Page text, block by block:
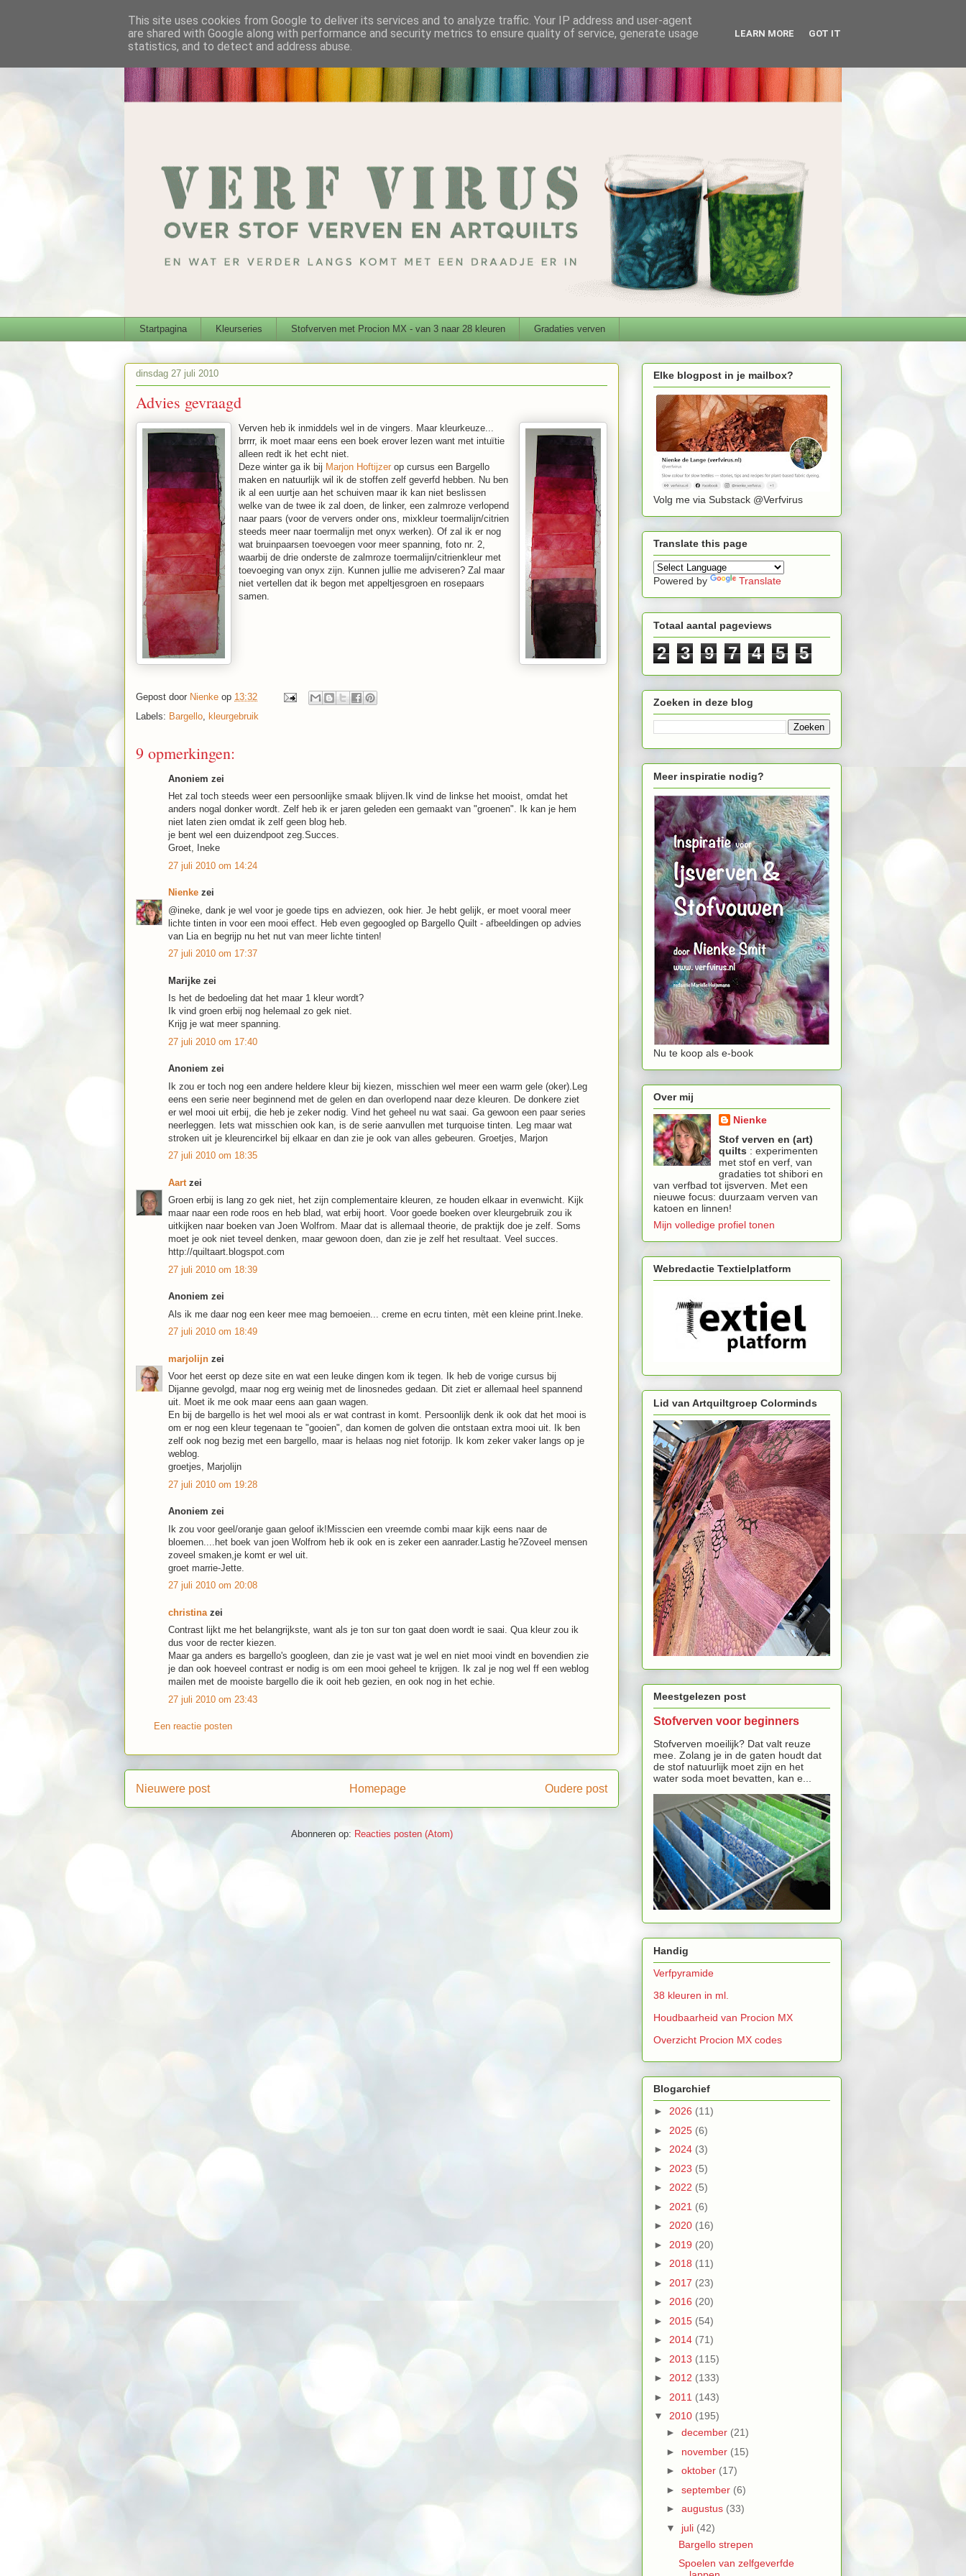
Startpagina Kleurseries Stofverven met Procion MX - van 3 naar 28 kleuren Gradaties verven
dinsdag 27 juli 2010
Advies gevraagd
Verven heb ik inmiddels wel in de vingers. Maar kleurkeuze...
brrrr, ik moet maar eens een boek erover lezen want met intuïtie
alleen redt ik het echt niet.
Deze winter ga ik bij Marjon Hoftijzer op cursus een Bargello
maken en natuurlijk wil ik de stoffen zelf geverfd hebben. Nu ben
ik al een uurtje aan het schuiven maar ik kan niet beslissen
welke van de twee ik zal doen, de linker, een zalmroze verlopend
naar paars (voor de ververs onder ons, mixkleur toermalijn/citrien
steeds meer naar toermalijn met onyx werken). Of zal ik er nog
wat bruinpaarsen toevoegen voor meer spanning, foto nr. 2,
waarbij de drie onderste de zalmroze toermalijn/citrienkleur met
toevoeging van onyx zijn. Kunnen jullie me adviseren? Zal maar
niet vertellen dat ik begon met appeltjesgroen en rosepaars
samen.
Gepost door Nienke op 13:32
Labels: Bargello kleurgebruik
9 opmerkingen:
Anoniem zei
Het zal toch steeds weer een persoonlijke smaak blijven.Ik vind de linkse het mooist, omdat het
anders nogal donker wordt. Zelf heb ik er jaren geleden een gemaakt van "groenen". Ik kan je hem
niet laten zien omdat ik zelf geen blog heb.
je bent wel een duizendpoot zeg.Succes.
Groet, Ineke
27 juli 2010 om 14:24
Nienke zei
@ineke, dank je wel voor je goede tips en adviezen, ook hier. Je hebt gelijk, er moet vooral meer
lichte tinten in voor een mooi effect. Heb even gegoogled op Bargello Quilt - afbeeldingen op advies
van Lia en begrijp nu het nut van meer lichte tinten!
27 juli 2010 om 17:37
Marijke zei
Is het de bedoeling dat het maar 1 kleur wordt?
Ik vind groen erbij nog helemaal zo gek niet.
Krijg je wat meer spanning.
27 juli 2010 om 17:40
Anoniem zei
Ik zou er toch nog een andere heldere kleur bij kiezen, misschien wel meer een warm gele (oker).Leg
eens een serie neer beginnend met de gelen en dan overlopend naar deze kleuren. De donkere ziet
er wel mooi uit erbij, die heb je zeker nodig. Vind het geheel nu wat saai. Ga gewoon een paar series
neerleggen. Iets wat misschien ook kan, is de serie aanvullen met turquoise tinten. Leg maar wat
stroken uit je kleurencirkel bij elkaar en dan zie je ook van alles gebeuren. Groetjes, Marjon
27 juli 2010 om 18:35
Aart zei
Groen erbij is lang zo gek niet, het zijn complementaire kleuren, ze houden elkaar in evenwicht. Kijk
maar naar een rode roos en heb blad, wat erbij hoort. Voor goede boeken over kleurgebruik zou ik
uitkijken naar boeken van Joen Wolfrom. Maar dat is allemaal theorie, de praktijk doe je zelf. Soms
moet je ook niet teveel denken, maar gewoon doen, dan zie je zelf het resultaat. Veel succes.
http://quiltaart.blogspot.com
27 juli 2010 om 18:39
Anoniem zei
Als ik me daar nog een keer mee mag bemoeien... creme en ecru tinten, mèt een kleine print.Ineke.
27 juli 2010 om 18:49
marjolijn zei
Voor het eerst op deze site en wat een leuke dingen kom ik tegen. Ik heb de vorige cursus bij
Dijanne gevolgd, maar nog erg weinig met de linosnedes gedaan. Dit ziet er allemaal heel spannend
uit. Moet ik me ook maar eens aan gaan wagen.
En bij de bargello is het wel mooi als er wat contrast in komt. Persoonlijk denk ik ook dat het mooi is
om er nog een kleur tegenaan te "gooien", dan komen de golven die ontstaan extra mooi uit. Ik ben
zelf ook nog bezig met een bargello, maar is helaas nog niet fotorijp. Ik kom zeker vaker langs op je
weblog.
groetjes, Marjolijn
27 juli 2010 om 19:28
Anoniem zei
Ik zou voor geel/oranje gaan geloof ik!Misscien een vreemde combi maar kijk eens naar de
bloemen....het boek van joen Wolfrom heb ik ook en is zeker een aanrader.Lastig he?Zoveel mensen
zoveel smaken,je komt er wel uit.
groet marrie-Jette.
27 juli 2010 om 20:08
christina zei
Contrast lijkt me het belangrijkste, want als je ton sur ton gaat doen wordt ie saai. Qua kleur zou ik
dus voor de recter kiezen.
Maar ga anders es bargello's googleen, dan zie je vast wat je wel en niet mooi vindt en bovendien zie
je dan ook hoeveel contrast er nodig is om een mooi geheel te krijgen. Ik zal je nog wel ff een weblog
mailen met de mooiste bargello die ik ooit heb gezien, en ook nog in het echie.
27 juli 2010 om 23:43
Een reactie posten
Nieuwere post Oudere post
Homepage
Abonneren op: Reacties posten (Atom)
Elke blogpost in je mailbox?
Volg me via Substack @Verfvirus
Translate this page
Powered by Translate
Totaal aantal pageviews
2 3 9 7 4 5 5
Zoeken in deze blog
Meer inspiratie nodig?
Nu te koop als e-book
Over mij
Nienke
Stof verven en (art)
quilts : experimenten
met stof en verf, van
gradaties tot shibori en
van verfbad tot ijsverven. Met een
nieuwe focus: duurzaam verven van
katoen en linnen!
Mijn volledige profiel tonen
Webredactie Textielplatform
Lid van Artquiltgroep Colorminds
Meestgelezen post
Stofverven voor beginners
Stofverven moeilijk? Dat valt reuze
mee. Zolang je in de gaten houdt dat
de stof natuurlijk moet zijn en het
water soda moet bevatten, kan e...
Handig
Verfpyramide
38 kleuren in ml.
Houdbaarheid van Procion MX
Overzicht Procion MX codes
Blogarchief
► 2026 (11)
► 2025 (6)
► 2024 (3)
► 2023 (5)
► 2022 (5)
► 2021 (6)
► 2020 (16)
► 2019 (20)
► 2018 (11)
► 2017 (23)
► 2016 (20)
► 2015 (54)
► 2014 (71)
► 2013 (115)
► 2012 (133)
► 2011 (143)
▼ 2010 (195)
► december (21)
► november (15)
► oktober (17)
► september (6)
► augustus (33)
▼ juli (42)
Bargello strepen
Spoelen van zelfgeverfde
This site uses cookies from Google to deliver its services and to analyze traffic. Your IP address and user-agent
are shared with Google along with performance and security metrics to ensure quality of service, generate usage
statistics, and to detect and address abuse.
LEARN MORE GOT IT